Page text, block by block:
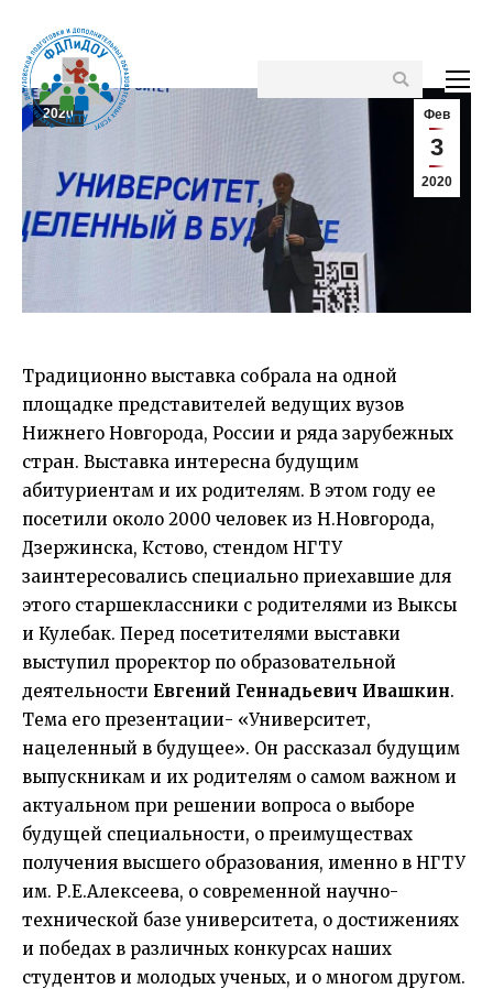
Фев
3
2020
2020
Традиционно выставка собрала на одной
площадке представителей ведущих вузов
Нижнего Новгорода, России и ряда зарубежных
стран. Выставка интересна будущим
абитуриентам и их родителям. В этом году ее
посетили около 2000 человек из Н.Новгорода,
Дзержинска, Кстово, стендом НГТУ
заинтересовались специально приехавшие для
этого старшеклассники с родителями из Выксы
и Кулебак. Перед посетителями выставки
выступил проректор по образовательной
деятельности Евгений Геннадьевич Ивашкин.
Тема его презентации- «Университет,
нацеленный в будущее». Он рассказал будущим
выпускникам и их родителям о самом важном и
актуальном при решении вопроса о выборе
будущей специальности, о преимуществах
получения высшего образования, именно в НГТУ
им. Р.Е.Алексеева, о современной научно-
технической базе университета, о достижениях
и победах в различных конкурсах наших
студентов и молодых ученых, и о многом другом.